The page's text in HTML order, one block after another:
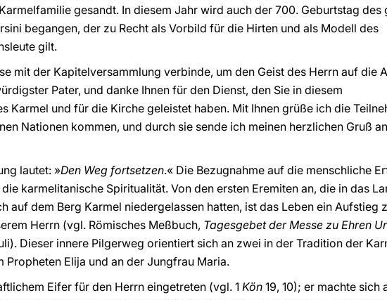
gesandt. In diesem Jahr wird auch der 700. Geburtstag des
begangen, der zu Recht als Vorbild für die Hirten und als Modell des
gilt.
mit der Kapitelversammlung verbinde, um den Geist des Herrn auf die
Pater, und danke Ihnen für den Dienst, den Sie in diesem
Karmel und für die Kirche geleistet haben. Mit Ihnen grüße ich die
Nationen kommen, und durch sie sende ich meinen herzlichen Gruß
lautet: »Den Weg fortsetzen.« Die Bezugnahme auf die menschliche
karmelitanische Spiritualität. Von den ersten Eremiten an, die in das
auf dem Berg Karmel niedergelassen hatten, ist das Leben ein Aufstieg
Herrn (vgl. Römisches Meßbuch, Tagesgebet der Messe zu Ehren
Dieser innere Pilgerweg orientiert sich an zwei in der Tradition der
Propheten Elija und an der Jungfrau Maria.
Eifer für den Herrn eingetreten (vgl. 1 Kön 19, 10); er machte sich